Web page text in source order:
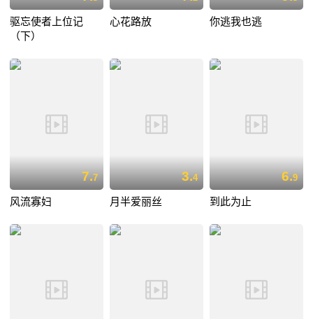
驱忘使者上位记
（下）
心花路放 你逃我也逃
7.7
风流寡妇
3.4
月半爱丽丝
6.9
到此为止